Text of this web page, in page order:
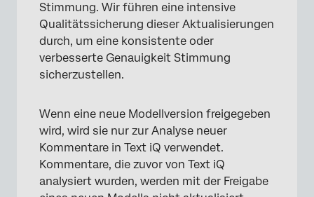
Stimmung. Wir führen eine intensive
Qualitätssicherung dieser Aktualisierungen
durch, um eine konsistente oder
verbesserte Genauigkeit Stimmung
sicherzustellen.
Wenn eine neue Modellversion freigegeben
wird, wird sie nur zur Analyse neuer
Kommentare in Text iQ verwendet.
Kommentare, die zuvor von Text iQ
analysiert wurden, werden mit der Freigabe